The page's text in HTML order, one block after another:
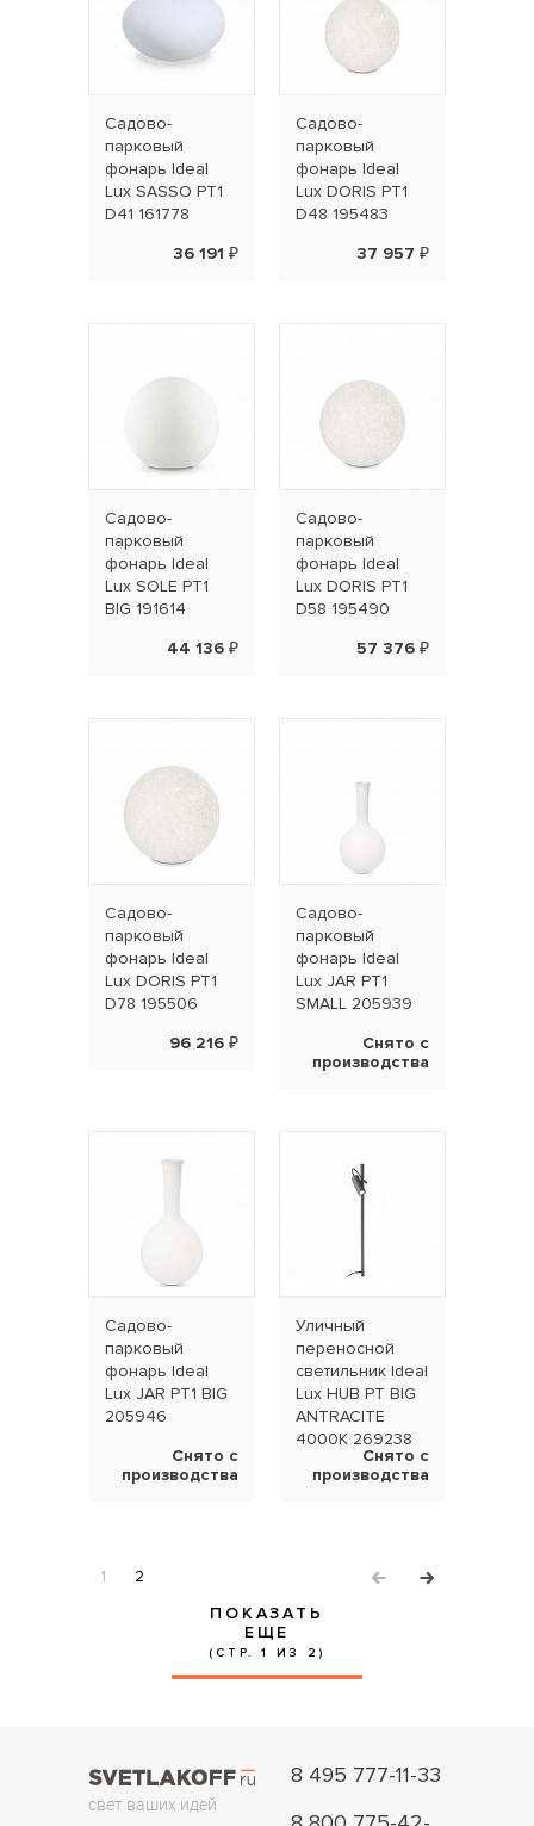
Садово-
парковый
фонарь Ideal
Lux SASSO PT1
D41 161778
36 191 ₽
Садово-
парковый
фонарь Ideal
Lux DORIS PT1
D48 195483
37 957 ₽
Садово-
парковый
фонарь Ideal
Lux SOLE PT1
BIG 191614
44 136 ₽
Садово-
парковый
фонарь Ideal
Lux DORIS PT1
D58 195490
57 376 ₽
Садово-
парковый
фонарь Ideal
Lux DORIS PT1
D78 195506
96 216 ₽
Садово-
парковый
фонарь Ideal
Lux JAR PT1
SMALL 205939
Снято с
производства
Садово-
парковый
фонарь Ideal
Lux JAR PT1 BIG
205946
Снято с
производства
Уличный
переносной
светильник Ideal
Lux HUB PT BIG
ANTRACITE
4000K 269238
Снято с
производства
1
2
ПОКАЗАТЬ
ЕЩЕ
(СТР. 1 ИЗ 2)
свет ваших идей
8 495 777-11-33